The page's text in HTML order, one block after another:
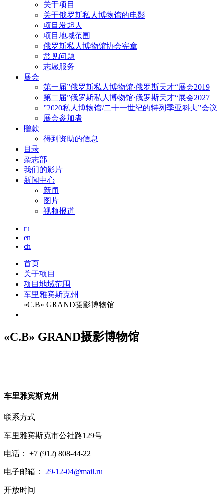
关于项目
关于俄罗斯私人博物馆的电影
项目发起人
项目地域范围
俄罗斯私人博物馆协会宪章
常见问题
志愿服务
展会
第一届”俄罗斯私人博物馆·俄罗斯天才“展会2019
第二届”俄罗斯私人博物馆·俄罗斯天才“展会2027
”2020私人博物馆/二十一世纪的特列季亚科夫”会议
展会参加者
贈款
得到资助的信息
目录
杂志部
我们的影片
新闻中心
新闻
图片
视频报道
ru
en
ch
首页
关于项目
项目地域范围
车里雅宾斯克州
«С.В» GRAND摄影博物馆
«С.В» GRAND摄影博物馆
车里雅宾斯克州
联系方式
车里雅宾斯克市公社路129号
电话： +7 (912) 808-44-22
电子邮箱： 29-12-04@mail.ru
开放时间